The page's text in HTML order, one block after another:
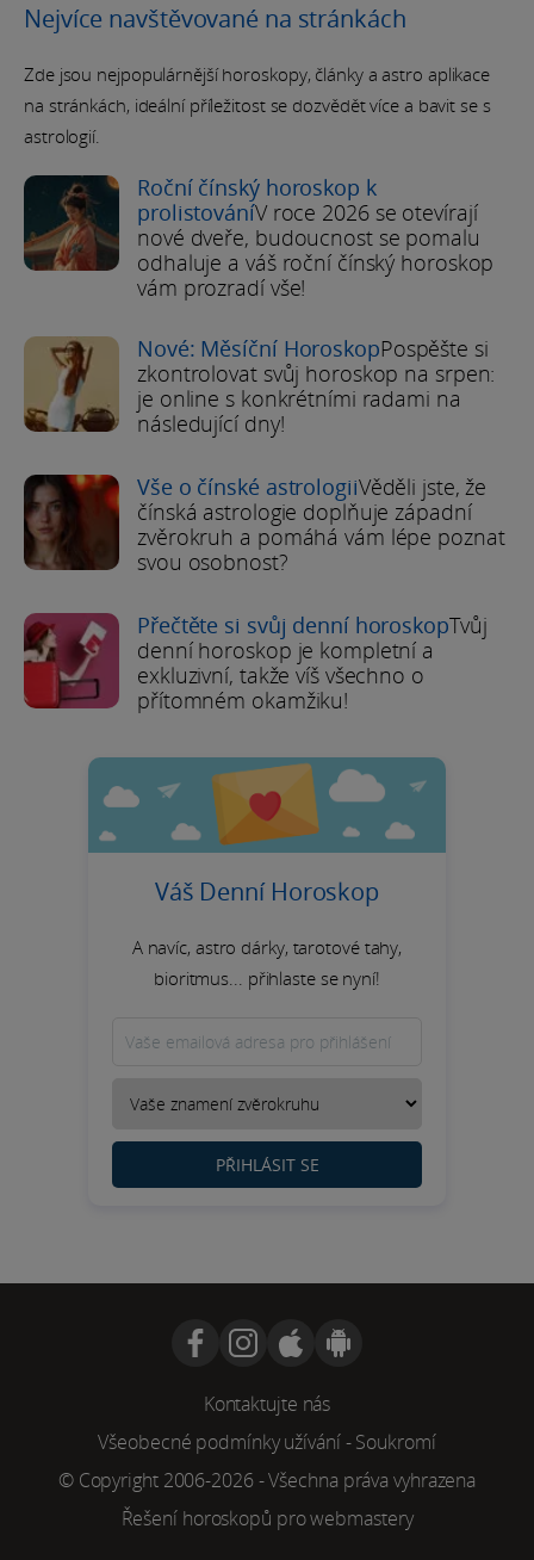
Nejvíce navštěvované na stránkách
Zde jsou nejpopulárnější horoskopy, články a astro aplikace
na stránkách, ideální příležitost se dozvědět více a bavit se s
astrologií.
Roční čínský horoskop k
prolistováníV roce 2026 se otevírají
nové dveře, budoucnost se pomalu
odhaluje a váš roční čínský horoskop
vám prozradí vše!
Nové: Měsíční HoroskopPospěšte si
zkontrolovat svůj horoskop na srpen:
je online s konkrétními radami na
následující dny!
Vše o čínské astrologiiVěděli jste, že
čínská astrologie doplňuje západní
zvěrokruh a pomáhá vám lépe poznat
svou osobnost?
Přečtěte si svůj denní horoskopTvůj
denní horoskop je kompletní a
exkluzivní, takže víš všechno o
přítomném okamžiku!
Váš Denní Horoskop
A navíc, astro dárky, tarotové tahy,
bioritmus... přihlaste se nyní!
PŘIHLÁSIT SE
Kontaktujte nás
Všeobecné podmínky užívání-Soukromí
© Copyright 2006-2026 - Všechna práva vyhrazena
Řešení horoskopů pro webmastery